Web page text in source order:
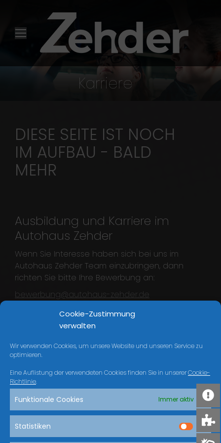
Cookie-Zustimmung
verwalten
Wir verwenden Cookies, um unsere Website und unseren Service zu
optimieren.
Eine Auflistung der verwendeten Cookies finden Sie in unsererCookie-
Richtlinie.
Funktionale Cookies Immer aktiv
Statistiken
Karriere
DIESE SEITE IST NOCH
IM AUFBAU - BALD
MEHR
Ausbildung und Karriere im
Autohaus Zehder
Wenn Sie Interesse haben sich bei uns im
Autohaus Zehder Team einzubringen, dann
richten Sie bitte Ihre Bewerbung an:
bewerbung@autohaus-zehder.de
oder schriftlich an:
Autohaus Zehder GmbH & Co. KG
Personalbüro
Janahofer Str. 1
93413 Cham
Autohaus Zehder